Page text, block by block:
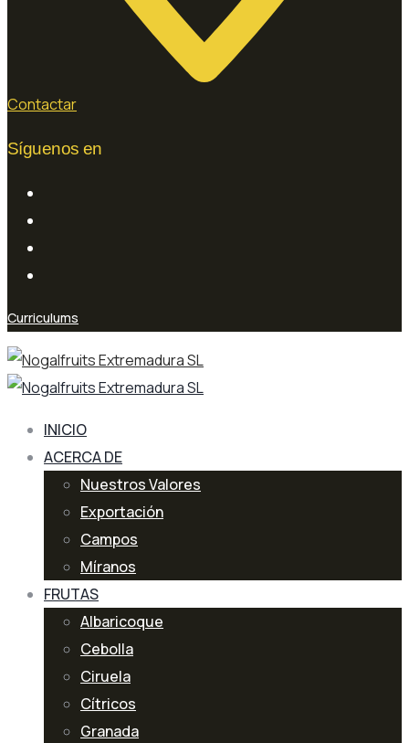
Contactar
Síguenos en
Curriculums
INICIO
ACERCA DE
Nuestros Valores
Exportación
Campos
Míranos
FRUTAS
Albaricoque
Cebolla
Ciruela
Cítricos
Granada